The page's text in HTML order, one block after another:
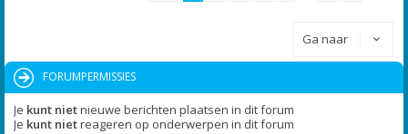
Ga naar
FORUMPERMISSIES
Je kunt nietnieuwe berichten plaatsen in dit forum
Je kunt nietreageren op onderwerpen in dit forum